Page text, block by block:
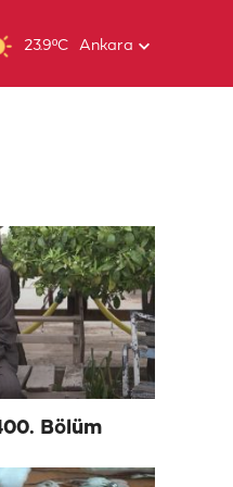
23.9ºC Ankara
Bölüm